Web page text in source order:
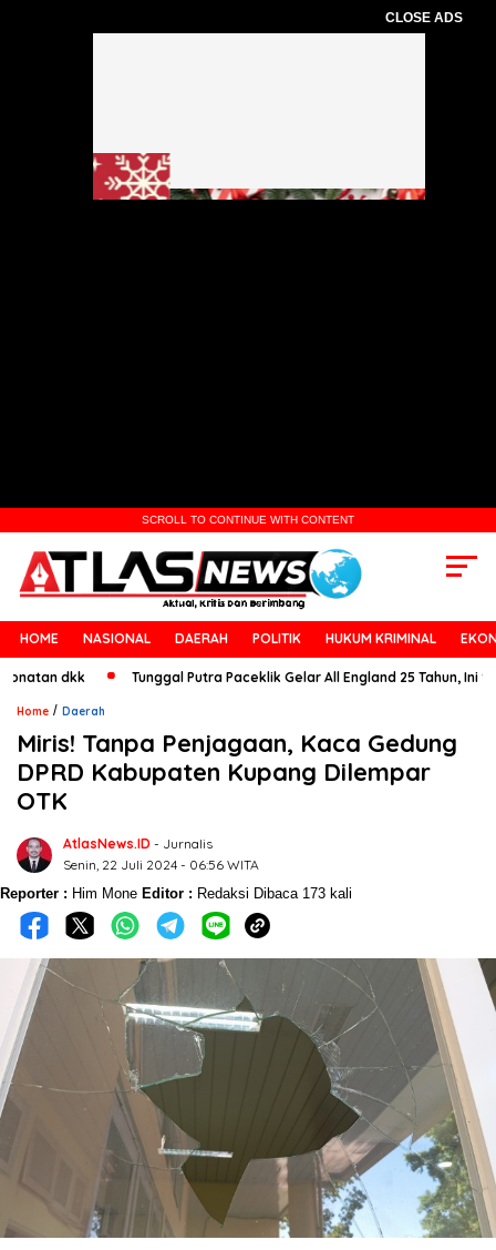
CLOSE ADS
SCROLL TO CONTINUE WITH CONTENT
HOME NASIONAL DAERAH POLITIK HUKUM KRIMINAL
dkk Tunggal Putra Paceklik Gelar All England 25 Tahun, Ini Saran
Home / Daerah
Miris! Tanpa Penjagaan, Kaca Gedung
DPRD Kabupaten Kupang Dilempar
OTK
AtlasNews.ID - Jurnalis
Senin, 22 Juli 2024 - 06:56 WITA
Reporter : Him Mone Editor : Redaksi Dibaca 173 kali